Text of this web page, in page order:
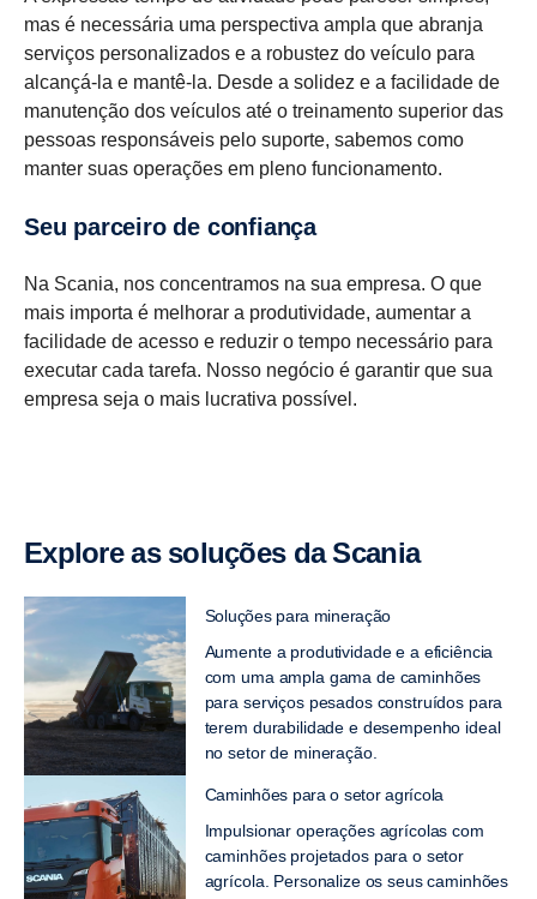
mas é necessária uma perspectiva ampla que abranja
serviços personalizados e a robustez do veículo para
alcançá-la e mantê-la. Desde a solidez e a facilidade de
manutenção dos veículos até o treinamento superior das
pessoas responsáveis pelo suporte, sabemos como
manter suas operações em pleno funcionamento.
Seu parceiro de confiança
Na Scania, nos concentramos na sua empresa. O que
mais importa é melhorar a produtividade, aumentar a
facilidade de acesso e reduzir o tempo necessário para
executar cada tarefa. Nosso negócio é garantir que sua
empresa seja o mais lucrativa possível.
Explore as soluções da Scania
Soluções para mineração
Aumente a produtividade e a eficiência
com uma ampla gama de caminhões
para serviços pesados construídos para
terem durabilidade e desempenho ideal
no setor de mineração.
Caminhões para o setor agrícola
Impulsionar operações agrícolas com
caminhões projetados para o setor
agrícola. Personalize os seus caminhões